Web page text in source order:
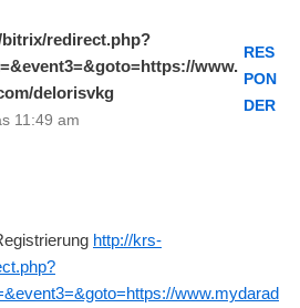
redirect.php?
www.
delorisvkg
11:49 am
RES
PON
DER
http://krs-
www.mydarad